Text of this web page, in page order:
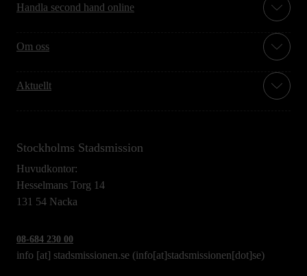
Handla second hand online
Om oss
Aktuellt
Stockholms Stadsmission
Huvudkontor:
Hesselmans Torg 14
131 54 Nacka
08-684 230 00
info [at] stadsmissionen.se (info[at]stadsmissionen[dot]se)